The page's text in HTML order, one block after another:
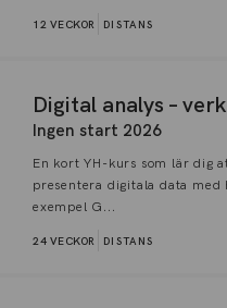
12 VECKOR DISTANS
Digital analys –
Ingen start 2026
En kort YH-kurs som lär dig
presentera digitala data
exempel G...
24 VECKOR DISTANS